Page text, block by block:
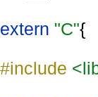
extern "C"{
#include